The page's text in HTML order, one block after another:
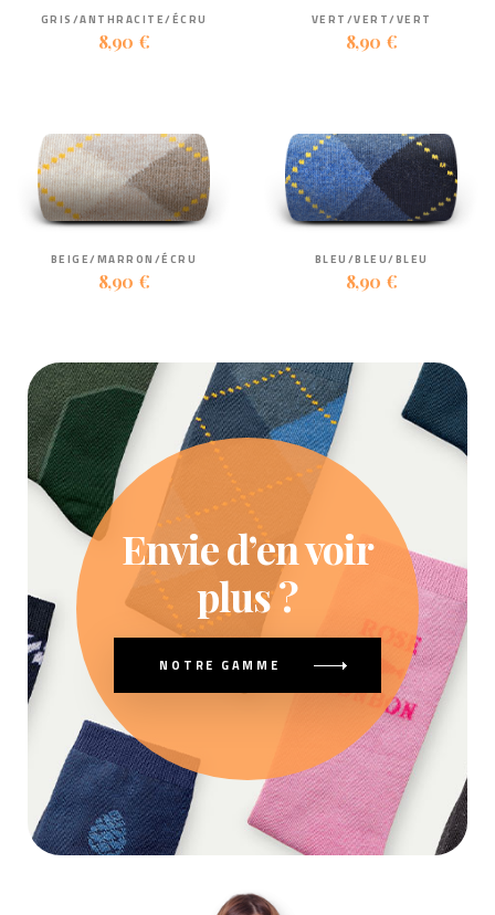
GRIS/ANTHRACITE/ÉCRU
8,90 €
VERT/VERT/VERT
8,90 €
BEIGE/MARRON/ÉCRU
8,90 €
BLEU/BLEU/BLEU
8,90 €
Envie d’en voir
plus ?
NOTRE GAMME